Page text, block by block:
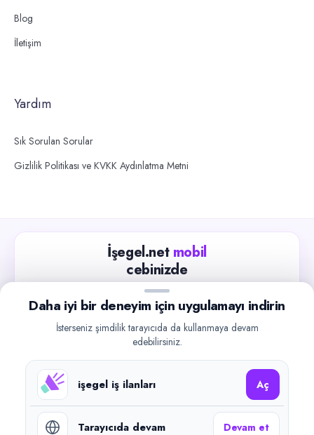
Blog
İletişim
Yardım
Sık Sorulan Sorular
Gizlilik Politikası ve KVKK Aydınlatma Metni
İşegel.net mobil
cebinizde
Güncel iş ilanlarını takip edin, işverenlerle hızlıca
iletişime geçin.
Google Play
©2026işegel.net. Tüm hakları saklıdır.
Daha iyi bir deneyim için uygulamayı indirin
İsterseniz şimdilik tarayıcıda da kullanmaya devam
edebilirsiniz.
işegel iş ilanları Aç
Tarayıcıda devam Devam et